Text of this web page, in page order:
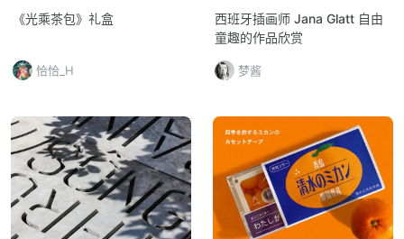
《光乘茶包》礼盒
恰恰_H
西班牙插画师 Jana Glatt 自由
童趣的作品欣赏
梦酱